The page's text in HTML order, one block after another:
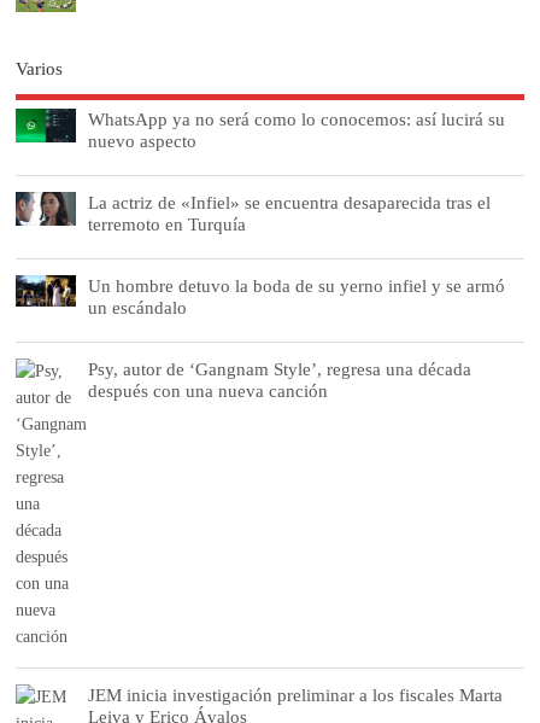
Varios
WhatsApp ya no será como lo conocemos: así lucirá su
nuevo aspecto
La actriz de «Infiel» se encuentra desaparecida tras el
terremoto en Turquía
Un hombre detuvo la boda de su yerno infiel y se armó
un escándalo
Psy, autor de ‘Gangnam Style’, regresa una década
después con una nueva canción
JEM inicia investigación preliminar a los fiscales Marta
Leiva y Erico Ávalos